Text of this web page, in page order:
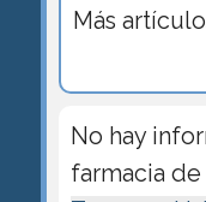
Más
No hay
farmacia